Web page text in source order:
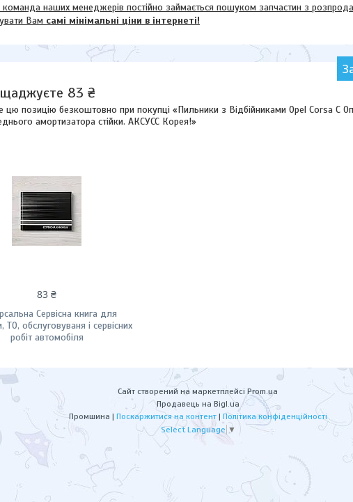
наших менеджерів постійно займається пошуком запчастин з
Вам самі мінімальні ціни в інтернеті!
83 ₴
цю позицію безкоштовно при покупці «Пильники з Відбійниками Opel Corsa C
амортизатора стійки. АКСУСС Корея!»
83 ₴
Сервісна книга для
ТО, обслуговуваня і сервісних
робіт автомобіля
Сайт створений на маркетплейсі Prom.ua
Продавець на Bigl.ua
Промшина | Поскаржитися на контент | Політика конфіденційності
Select Language ▼